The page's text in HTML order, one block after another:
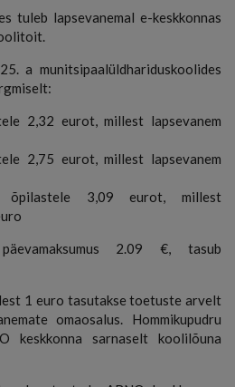
tuleb lapsevanemal e-keskkonnas
a munitsipaalüldhariduskoolides
2,32 eurot, millest lapsevanem
2,75 eurot, millest lapsevanem
õpilastele 3,09 eurot, millest
2.09 €, tasub
1 euro tasutakse toetuste arvelt
omaosalus. Hommikupudru
keskkonna sarnaselt koolilõuna